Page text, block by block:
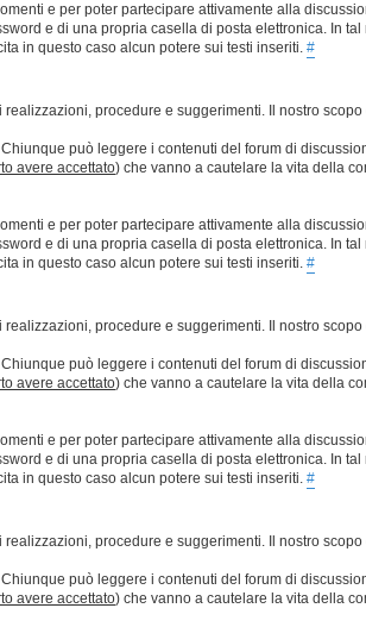
e per poter partecipare attivamente alla
e di una propria casella di posta elettronica. In
in questo caso alcun potere sui testi inseriti. #
procedure e suggerimenti. Il nostro
può leggere i contenuti del forum di
avere accettato) che vanno a cautelare la vita della
e per poter partecipare attivamente alla
e di una propria casella di posta elettronica. In
in questo caso alcun potere sui testi inseriti. #
procedure e suggerimenti. Il nostro
può leggere i contenuti del forum di
avere accettato) che vanno a cautelare la vita della
e per poter partecipare attivamente alla
e di una propria casella di posta elettronica. In
in questo caso alcun potere sui testi inseriti. #
procedure e suggerimenti. Il nostro
può leggere i contenuti del forum di
avere accettato) che vanno a cautelare la vita della